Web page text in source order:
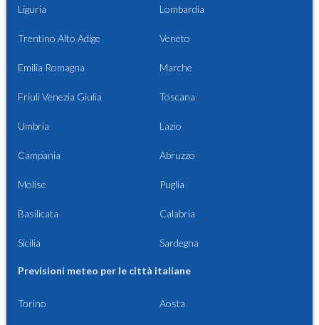
Liguria Lombardia
Trentino Alto Adige Veneto
Emilia Romagna Marche
Friuli Venezia Giulia Toscana
Umbria Lazio
Campania Abruzzo
Molise Puglia
Basilicata Calabria
Sicilia Sardegna
Previsioni meteo per le città italiane
Torino Aosta